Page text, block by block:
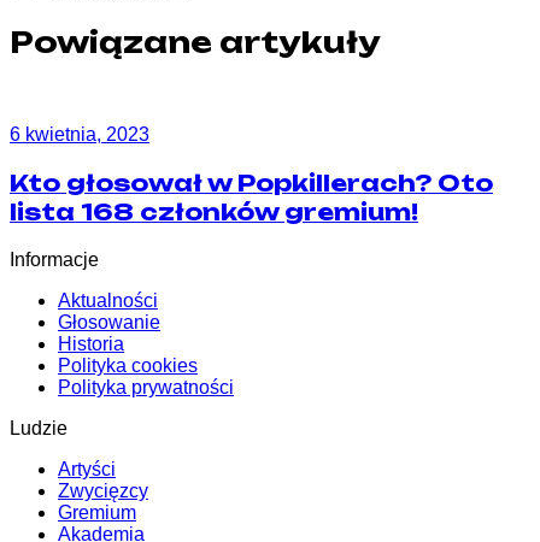
Powiązane artykuły
6 kwietnia, 2023
Kto głosował w Popkillerach? Oto
lista 168 członków gremium!
Informacje
Aktualności
Głosowanie
Historia
Polityka cookies
Polityka prywatności
Ludzie
Artyści
Zwycięzcy
Gremium
Akademia